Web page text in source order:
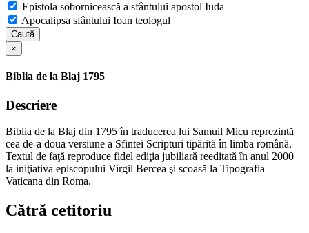
Epistola sobornicească a sfântului apostol Iuda
Apocalipsa sfântului Ioan teologul
Caută
×
Biblia de la Blaj 1795
Descriere
Biblia de la Blaj din 1795 în traducerea lui Samuil Micu reprezintă
cea de-a doua versiune a Sfintei Scripturi tipărită în limba română.
Textul de faţă reproduce fidel ediţia jubiliară reeditată în anul 2000
la iniţiativa episcopului Virgil Bercea şi scoasă la Tipografia
Vaticana din Roma.
Cătră cetitoriu